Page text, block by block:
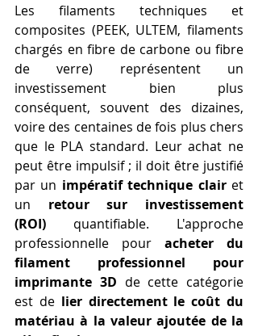
Les filaments techniques et
composites (PEEK, ULTEM, filaments
chargés en fibre de carbone ou fibre
de verre) représentent un
investissement bien plus
conséquent, souvent des dizaines,
voire des centaines de fois plus chers
que le PLA standard. Leur achat ne
peut être impulsif ; il doit être justifié
par un impératif technique clair et
un retour sur investissement
(ROI) quantifiable. L'approche
professionnelle pour acheter du
filament professionnel pour
imprimante 3D de cette catégorie
est de lier directement le coût du
matériau à la valeur ajoutée de la